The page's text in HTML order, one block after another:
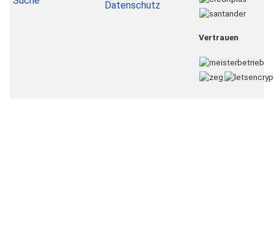
Datenschutz
Vertrauen